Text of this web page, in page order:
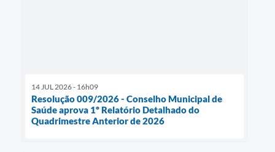
14 JUL 2026 - 16h09
Resolução 009/2026 - Conselho Municipal de
Saúde aprova 1º Relatório Detalhado do
Quadrimestre Anterior de 2026